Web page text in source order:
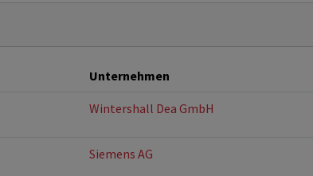
Unternehmen
Wintershall Dea GmbH
Siemens AG